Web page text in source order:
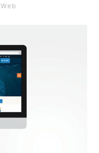
Web